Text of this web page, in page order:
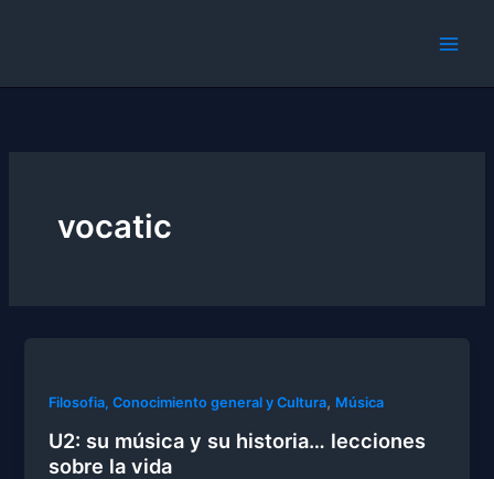
vocatic
Filosofia, Conocimiento general y Cultura, Música
U2: su música y su historia… lecciones
sobre la vida